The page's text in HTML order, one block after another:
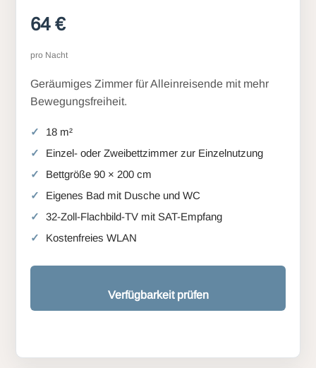
64 €
pro Nacht
Geräumiges Zimmer für Alleinreisende mit mehr
Bewegungsfreiheit.
18 m²
Einzel- oder Zweibettzimmer zur Einzelnutzung
Bettgröße 90 × 200 cm
Eigenes Bad mit Dusche und WC
32-Zoll-Flachbild-TV mit SAT-Empfang
Kostenfreies WLAN
Verfügbarkeit prüfen